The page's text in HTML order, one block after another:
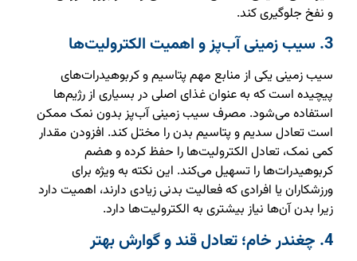
و نفخ جلوگیری کند.
3. سیب زمینی آب‌پز و اهمیت الکترولیت‌ها
سیب زمینی یکی از منابع مهم پتاسیم و کربوهیدرات‌های
پیچیده است که به عنوان غذای اصلی در بسیاری از رژیم‌ها
استفاده می‌شود. مصرف سیب زمینی آب‌پز بدون نمک ممکن
است تعادل سدیم و پتاسیم بدن را مختل کند. افزودن مقدار
کمی نمک، تعادل الکترولیت‌ها را حفظ کرده و هضم
کربوهیدرات‌ها را تسهیل می‌کند. این نکته به ویژه برای
ورزشکاران یا افرادی که فعالیت بدنی زیادی دارند، اهمیت دارد
زیرا بدن آن‌ها نیاز بیشتری به الکترولیت‌ها دارد.
4. چغندر خام؛ تعادل قند و گوارش بهتر